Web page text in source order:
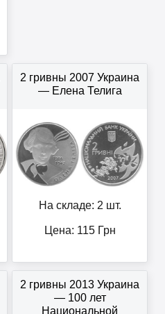
2 гривны 2007 Украина
— Елена Телига
На складе: 2 шт.
Цена: 115Грн
2 гривны 2013 Украина
— 100 лет
Национальной